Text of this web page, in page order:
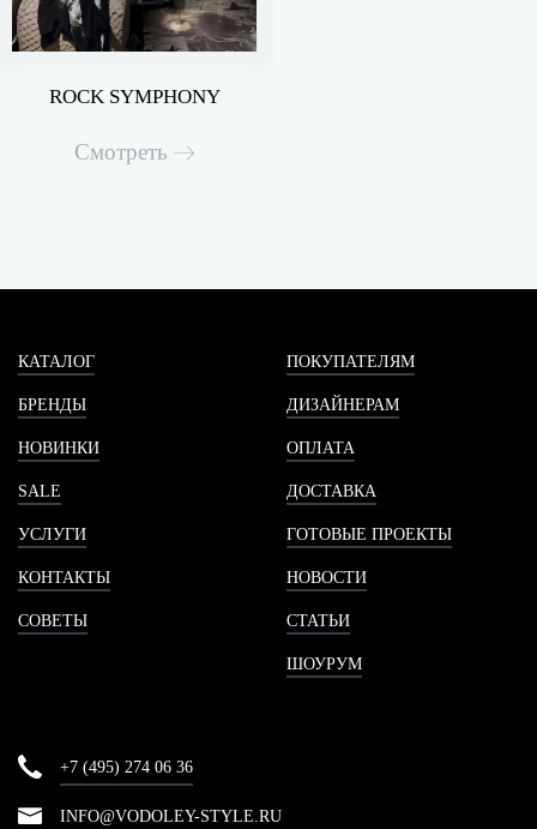
ROCK SYMPHONY
Смотреть
КАТАЛОГ
БРЕНДЫ
НОВИНКИ
SALE
УСЛУГИ
КОНТАКТЫ
СОВЕТЫ
ПОКУПАТЕЛЯМ
ДИЗАЙНЕРАМ
ОПЛАТА
ДОСТАВКА
ГОТОВЫЕ ПРОЕКТЫ
НОВОСТИ
СТАТЬИ
ШОУРУМ
+7 (495) 274 06 36
INFO@VODOLEY-STYLE.RU